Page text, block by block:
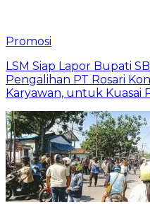
Promosi
LSM Siap Lapor Bupati
Pengalihan PT Rosari
Karyawan, untuk Kuasai